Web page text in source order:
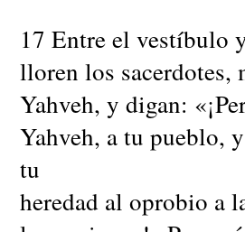
17 Entre el vestíbulo
lloren los sacerdotes,
Yahveh, y digan:
Yahveh, a tu pueblo,
tu
heredad al oprobio a